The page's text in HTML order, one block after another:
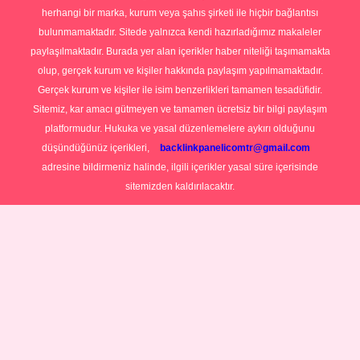
herhangi bir marka, kurum veya şahıs şirketi ile hiçbir bağlantısı
bulunmamaktadır. Sitede yalnızca kendi hazırladığımız makaleler
paylaşılmaktadır. Burada yer alan içerikler haber niteliği taşımamakta
olup, gerçek kurum ve kişiler hakkında paylaşım yapılmamaktadır.
Gerçek kurum ve kişiler ile isim benzerlikleri tamamen tesadüfidir.
Sitemiz, kar amacı gütmeyen ve tamamen ücretsiz bir bilgi paylaşım
platformudur. Hukuka ve yasal düzenlemelere aykırı olduğunu
düşündüğünüz içerikleri,
backlinkpanelicomtr@gmail.com
adresine bildirmeniz halinde, ilgili içerikler yasal süre içerisinde
sitemizden kaldırılacaktır.